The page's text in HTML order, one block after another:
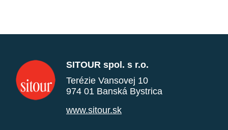
SITOUR spol. s r.o.
Terézie Vansovej 10
974 01 Banská Bystrica
www.sitour.sk